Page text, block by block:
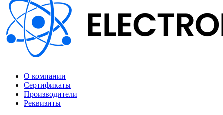
О компании
Сертификаты
Производители
Реквизиты